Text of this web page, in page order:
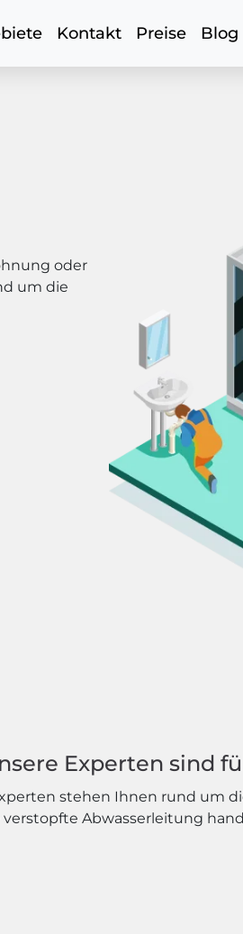
Kontakt Preise Blog
oder
um die
Experten sind
stehen Ihnen rund um
Abwasserleitung